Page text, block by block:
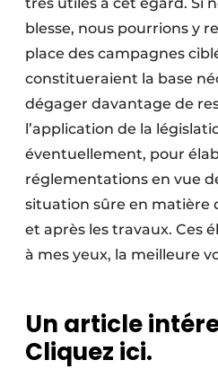
blesse, nous pourrions y
place des campagnes
constitueraient la base
dégager davantage de
l’application de la
éventuellement, pour
réglementations en vue
situation sûre en matière
et après les travaux. Ces
à mes yeux, la meilleure
Un article
Cliquez ici.